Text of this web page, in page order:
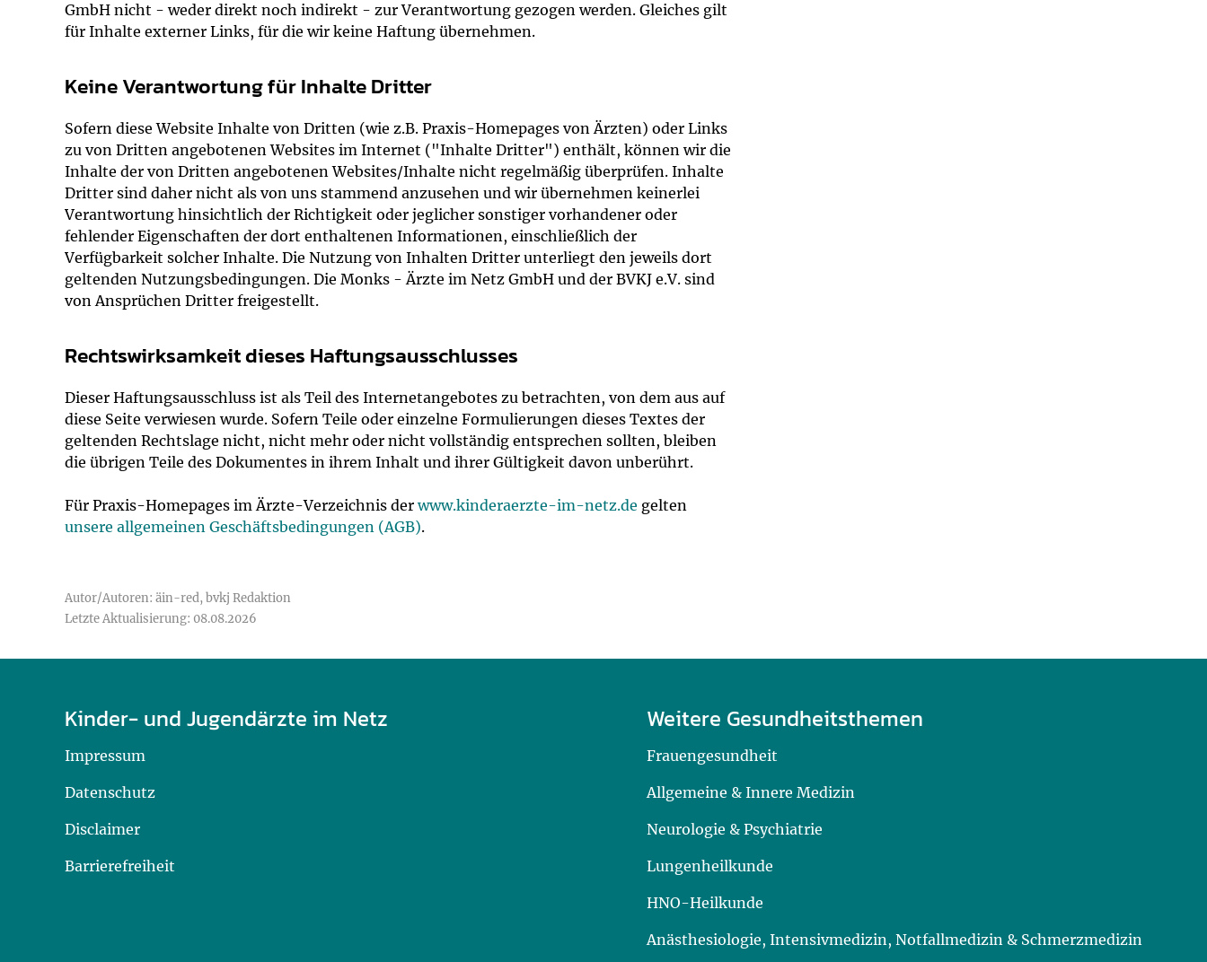
U0-Vorsorge
GmbH nicht - weder direkt noch indirekt - zur Verantwortung gezogen werden. Gleiches gilt
für Inhalte externer Links, für die wir keine Haftung übernehmen.
Keine Verantwortung für Inhalte Dritter
Sofern diese Website Inhalte von Dritten (wie z.B. Praxis-Homepages von Ärzten) oder Links
zu von Dritten angebotenen Websites im Internet ("Inhalte Dritter") enthält, können wir die
Inhalte der von Dritten angebotenen Websites/Inhalte nicht regelmäßig überprüfen. Inhalte
Dritter sind daher nicht als von uns stammend anzusehen und wir übernehmen keinerlei
Verantwortung hinsichtlich der Richtigkeit oder jeglicher sonstiger vorhandener oder
fehlender Eigenschaften der dort enthaltenen Informationen, einschließlich der
Verfügbarkeit solcher Inhalte. Die Nutzung von Inhalten Dritter unterliegt den jeweils dort
geltenden Nutzungsbedingungen. Die Monks - Ärzte im Netz GmbH und der BVKJ e.V. sind
von Ansprüchen Dritter freigestellt.
Rechtswirksamkeit dieses Haftungsausschlusses
Dieser Haftungsausschluss ist als Teil des Internetangebotes zu betrachten, von dem aus auf
diese Seite verwiesen wurde. Sofern Teile oder einzelne Formulierungen dieses Textes der
geltenden Rechtslage nicht, nicht mehr oder nicht vollständig entsprechen sollten, bleiben
die übrigen Teile des Dokumentes in ihrem Inhalt und ihrer Gültigkeit davon unberührt.
Für Praxis-Homepages im Ärzte-Verzeichnis derwww.kinderaerzte-im-netz.de gelten
unsere allgemeinen Geschäftsbedingungen (AGB).
Autor/Autoren: äin-red, bvkj Redaktion
Letzte Aktualisierung: 08.08.2026
Kinder- und Jugendärzte im Netz
Impressum
Datenschutz
Disclaimer
Barrierefreiheit
Weitere Gesundheitsthemen
Frauengesundheit
Allgemeine & Innere Medizin
Neurologie & Psychiatrie
Lungenheilkunde
HNO-Heilkunde
Anästhesiologie, Intensivmedizin, Notfallmedizin & Schmerzmedizin